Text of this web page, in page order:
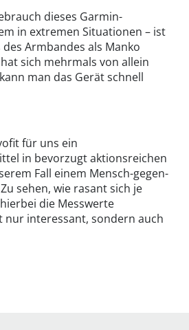
dieses Garmin-
in extremen Situationen – ist
Armbandes als Manko
sich mehrmals von allein
man das Gerät schnell
für uns ein
in bevorzugt aktionsreichen
Fall einem Mensch-gegen-
sehen, wie rasant sich je
die Messwerte
nur interessant, sondern auch